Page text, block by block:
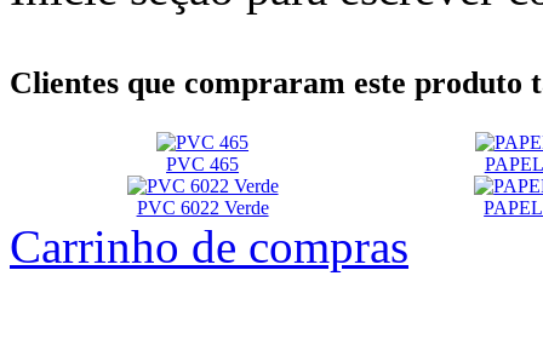
Clientes que compraram este produto
PVC 465
PVC 6022 Verde
Carrinho de compras